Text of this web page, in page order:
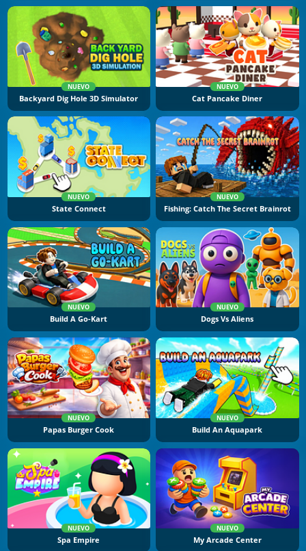
NUEVO
Backyard Dig Hole 3D Simulator
NUEVO
Cat Pancake Diner
NUEVO
State Connect
NUEVO
Fishing: Catch The Secret Brainrot
NUEVO
Build A Go-Kart
NUEVO
Dogs Vs Aliens
NUEVO
Papas Burger Cook
NUEVO
Build An Aquapark
NUEVO
Spa Empire
NUEVO
My Arcade Center